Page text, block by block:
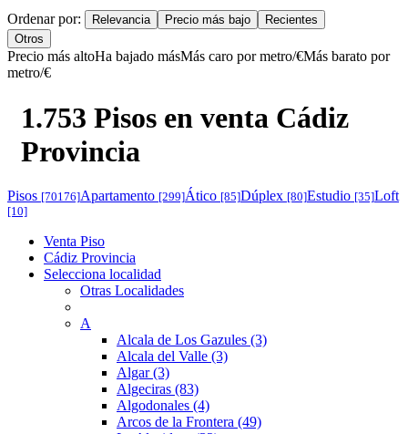
Ordenar por: Relevancia Precio más bajo
Recientes
Otros
Precio más altoHa bajado másMás caro por metro/€Más barato por
metro/€
1.753 Pisos en venta Cádiz
Provincia
Pisos [70176]Apartamento [299]Ático [85]Dúplex [80]Estudio [35]Loft
[10]
Venta Piso
Cádiz Provincia
Selecciona localidad
Otras Localidades
A
Alcala de Los Gazules (3)
Alcala del Valle (3)
Algar (3)
Algeciras (83)
Algodonales (4)
Arcos de la Frontera (49)